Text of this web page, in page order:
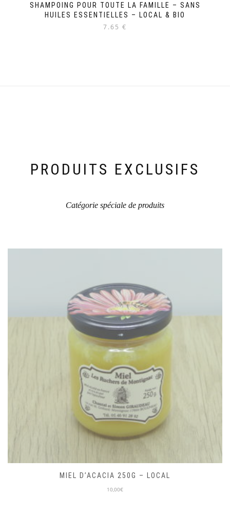
SHAMPOING POUR TOUTE LA FAMILLE – SANS
HUILES ESSENTIELLES – LOCAL & BIO
7.65 €
PRODUITS EXCLUSIFS
Catégorie spéciale de produits
MIEL D’ACACIA 250G – LOCAL
10,00€